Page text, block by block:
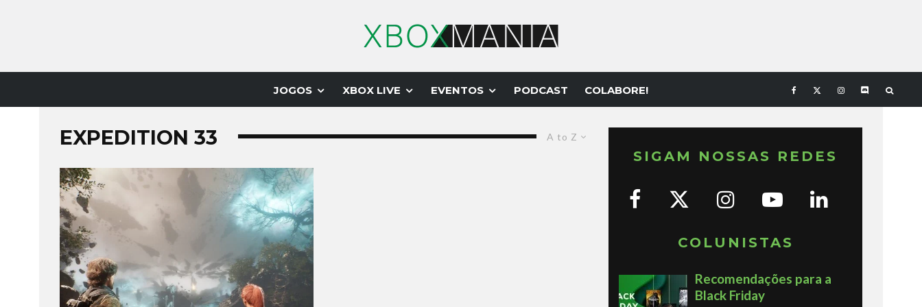
JOGOS XBOX LIVE EVENTOS PODCAST COLABORE!
A to Z
EXPEDITION 33
SIGAM NOSSAS REDES
COLUNISTAS
Recomendações para a
Black Friday